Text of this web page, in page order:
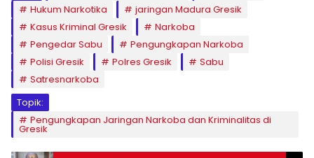
Hukum Narkotika
jaringan Madura Gresik
Kasus Kriminal Gresik
Narkoba
Pengedar Sabu
Pengungkapan Narkoba
Polisi Gresik
Polres Gresik
Sabu
Satresnarkoba
Topik:
Pengungkapan Jaringan Narkoba dan Kriminalitas di
Gresik